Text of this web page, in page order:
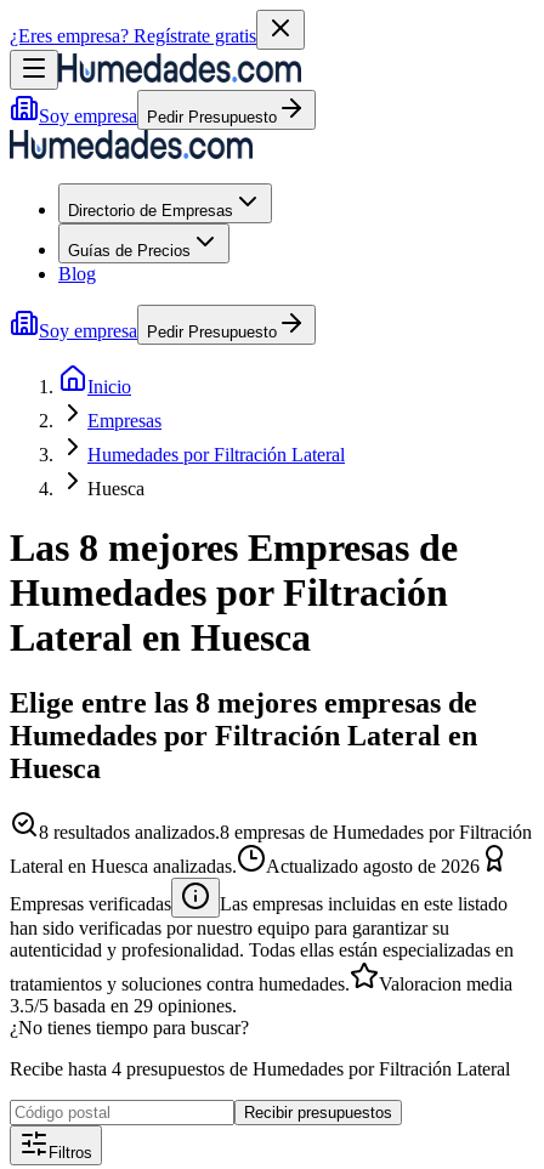
¿Eres empresa? Regístrate gratis
Soy empresa Pedir Presupuesto
Directorio de Empresas
Guías de Precios
Blog
Soy empresa Pedir Presupuesto
Inicio
Empresas
Humedades por Filtración Lateral
Huesca
Las 8 mejores Empresas de
Humedades por Filtración
Lateral en Huesca
Elige entre las 8 mejores empresas de
Humedades por Filtración Lateral en
Huesca
8 resultados analizados.8 empresas de Humedades por Filtración
Lateral en Huesca analizadas.
Actualizado agosto de 2026
Empresas verificadas
Las empresas incluidas en este listado
han sido verificadas por nuestro equipo para garantizar su
autenticidad y profesionalidad. Todas ellas están especializadas en
tratamientos y soluciones contra humedades.
Valoracion media
3.5/5 basada en 29 opiniones.
¿No tienes tiempo para buscar?
Recibe hasta 4 presupuestos de Humedades por Filtración Lateral
Recibir presupuestos
Filtros